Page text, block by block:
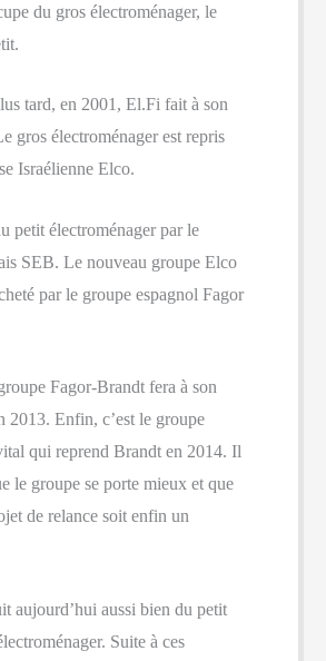
du gros électroménager, le
tard, en 2001, El.Fi fait à son
gros électroménager est repris
Israélienne Elco.
petit électroménager par le
SEB. Le nouveau groupe Elco
par le groupe espagnol Fagor
Fagor-Brandt fera à son
2013. Enfin, c’est le groupe
qui reprend Brandt en 2014. Il
le groupe se porte mieux et que
de relance soit enfin un
aujourd’hui aussi bien du petit
Suite à ces